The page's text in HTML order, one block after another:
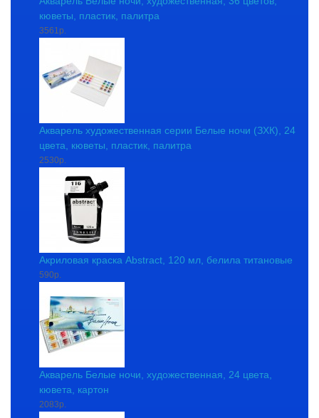
кюветы, пластик, палитра
3561р.
Акварель художественная серии Белые ночи (ЗХК), 24
цвета, кюветы, пластик, палитра
2530р.
Акриловая краска Abstract, 120 мл, белила титановые
590р.
Акварель Белые ночи, художественная, 24 цвета,
кювета, картон
2083р.